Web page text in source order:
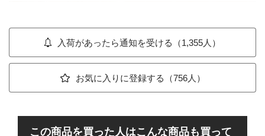
入荷があったら通知を受ける（1,355人）
お気に入りに登録する（756人）
この商品を買った人はこんな商品も買って